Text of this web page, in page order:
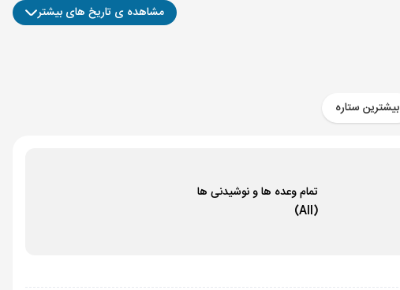
مشاهده ی تاریخ های بیشتر
بیشترین ستاره
تمام وعده ها و نوشیدنی ها
(All)